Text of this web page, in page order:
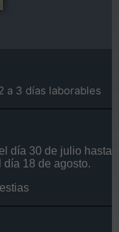
a 3 días laborables
día 30 de julio hasta
día 18 de agosto.